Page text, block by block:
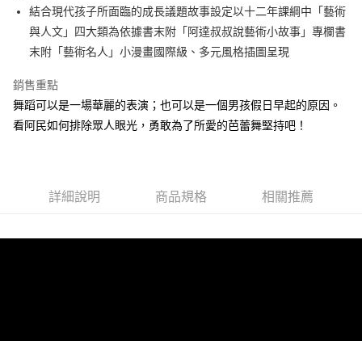
街口支付
悠遊付
運送方式
宅配
數位商品離島免運
結合現代孩子所面臨的成長議題故事設定以十二年課綱中「藝術
與人文」四大類為依據書末附「阿達叔叔說藝術小故事」專欄書
末附「藝術名人」小漫畫國際級、多元風格插圖呈現
銷售重點
舞蹈可以是一場華麗的表演；也可以是一個男孩假日早起的原因。
看阿民如何排除眾人眼光，勇敢為了所愛的芭蕾舞堅持吧！
詳細說明 商品規格 相關推薦